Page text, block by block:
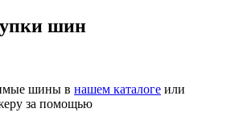
шин
шины в нашем каталоге или
за помощью